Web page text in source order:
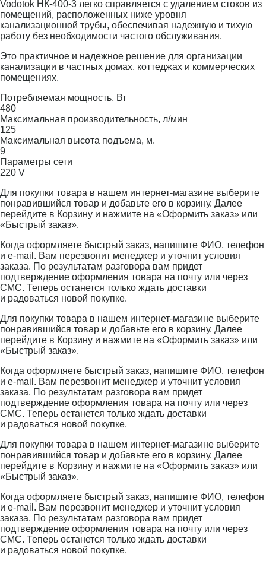
Vodotok НК-400-3 легко справляется с удалением стоков из
помещений, расположенных ниже уровня
канализационной трубы, обеспечивая надежную и тихую
работу без необходимости частого обслуживания.
Это практичное и надежное решение для организации
канализации в частных домах, коттеджах и коммерческих
помещениях.
Потребляемая мощность, Вт
480
Максимальная производительность, л/мин
125
Максимальная высота подъема, м.
9
Параметры сети
220 V
Для покупки товара в нашем интернет-магазине выберите
понравившийся товар и добавьте его в корзину. Далее
перейдите в Корзину и нажмите на «Оформить заказ» или
«Быстрый заказ».
Когда оформляете быстрый заказ, напишите ФИО, телефон
и e-mail. Вам перезвонит менеджер и уточнит условия
заказа. По результатам разговора вам придет
подтверждение оформления товара на почту или через
СМС. Теперь останется только ждать доставки
и радоваться новой покупке.
Для покупки товара в нашем интернет-магазине выберите
понравившийся товар и добавьте его в корзину. Далее
перейдите в Корзину и нажмите на «Оформить заказ» или
«Быстрый заказ».
Когда оформляете быстрый заказ, напишите ФИО, телефон
и e-mail. Вам перезвонит менеджер и уточнит условия
заказа. По результатам разговора вам придет
подтверждение оформления товара на почту или через
СМС. Теперь останется только ждать доставки
и радоваться новой покупке.
Для покупки товара в нашем интернет-магазине выберите
понравившийся товар и добавьте его в корзину. Далее
перейдите в Корзину и нажмите на «Оформить заказ» или
«Быстрый заказ».
Когда оформляете быстрый заказ, напишите ФИО, телефон
и e-mail. Вам перезвонит менеджер и уточнит условия
заказа. По результатам разговора вам придет
подтверждение оформления товара на почту или через
СМС. Теперь останется только ждать доставки
и радоваться новой покупке.